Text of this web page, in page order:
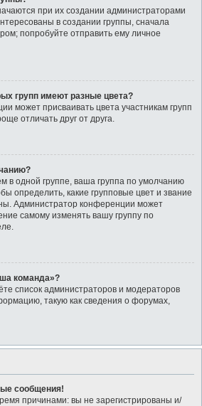
при их создании администраторами
в создании группы, сначала
попробуйте отправить ему личное
групп имеют разные цвета?
может присваивать цвета участникам групп
отличать друг от друга.
в одной группе, ваша группа по умолчанию
определить, какие групповые цвет и звание
Администратор конференции может
самому изменять вашу группу по
команда»?
список администраторов и модераторов
такую как сведения о форумах,
сообщения!
причинами: вы не зарегистрированы и/